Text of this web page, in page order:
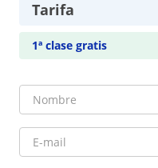
Tarifa
1ª clase gratis